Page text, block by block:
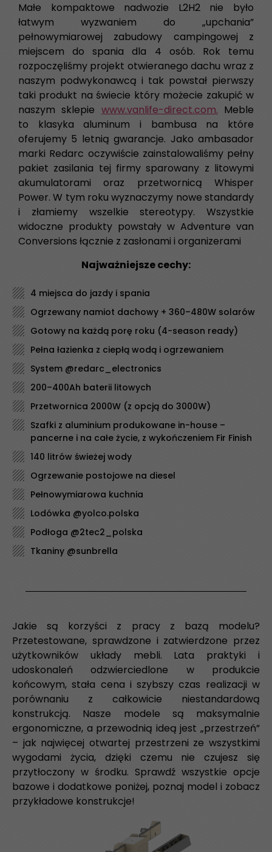
Małe kompaktowe nadwozie L2H2 nie było
łatwym wyzwaniem do „upchania”
pełnowymiarowej zabudowy campingowej z
miejscem do spania dla 4 osób. Rok temu
rozpoczęliśmy projekt otwieranego dachu wraz z
naszym podwykonawcą i tak powstał pierwszy
taki produkt na świecie który możecie zakupić w
naszym sklepie www.vanlife-direct.com. Meble
to klasyka aluminum i bambusa na które
oferujemy 5 letnią gwarancje. Jako ambasador
marki Redarc oczywiście zainstalowaliśmy pełny
pakiet zasilania tej firmy sparowany z litowymi
akumulatorami oraz przetwornicą Whisper
Power. W tym roku wyznaczymy nowe standardy
i złamiemy wszelkie stereotypy. Wszystkie
widoczne produkty powstały w Adventure van
Conversions łącznie z zasłonami i organizerami
Najważniejsze cechy:
4 miejsca do jazdy i spania
Ogrzewany namiot dachowy + 360–480W solarów
Gotowy na każdą porę roku (4-season ready)
Pełna łazienka z ciepłą wodą i ogrzewaniem
System @redarc_electronics
200–400Ah baterii litowych
Przetwornica 2000W (z opcją do 3000W)
Szafki z aluminium produkowane in-house –
pancerne i na całe życie, z wykończeniem Fir Finish
140 litrów świeżej wody
Ogrzewanie postojowe na diesel
Pełnowymiarowa kuchnia
Lodówka @yolco.polska
Podłoga @2tec2_polska
Tkaniny @sunbrella
Jakie są korzyści z pracy z bazą modelu?
Przetestowane, sprawdzone i zatwierdzone przez
użytkowników układy mebli. Lata praktyki i
udoskonaleń odzwierciedlone w produkcie
końcowym, stała cena i szybszy czas realizacji w
porównaniu z całkowicie niestandardową
konstrukcją. Nasze modele są maksymalnie
ergonomiczne, a przewodnią ideą jest „przestrzeń”
– jak najwięcej otwartej przestrzeni ze wszystkimi
wygodami życia, dzięki czemu nie czujesz się
przytłoczony w środku. Sprawdź wszystkie opcje
bazowe i dodatkowe poniżej, poznaj model i zobacz
przykładowe konstrukcje!